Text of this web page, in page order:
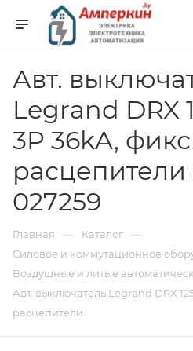
Авт.
Legrand DRX
3P 36kA,
расцепители
027259
Главная — Каталог —
Силовое и коммутационное
Воздушные и литые
Авт. выключатель Legrand DRX
расцепители